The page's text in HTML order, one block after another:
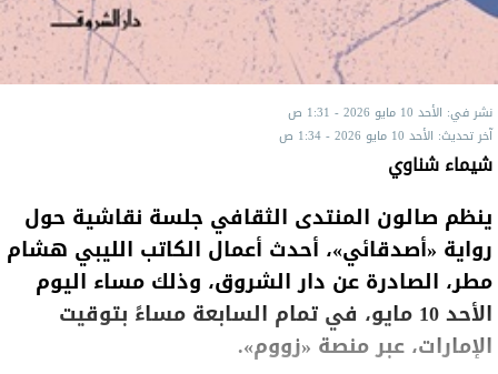
نشر في: الأحد 10 مايو 2026 - 1:31 ص
آخر تحديث: الأحد 10 مايو 2026 - 1:34 ص
شيماء شناوي
ينظم صالون المنتدى الثقافي جلسة نقاشية حول
رواية «أصدقائي»، أحدث أعمال الكاتب الليبي هشام
مطر، الصادرة عن دار الشروق، وذلك مساء اليوم
الأحد 10 مايو، في تمام السابعة مساءً بتوقيت
الإمارات، عبر منصة «زووم».